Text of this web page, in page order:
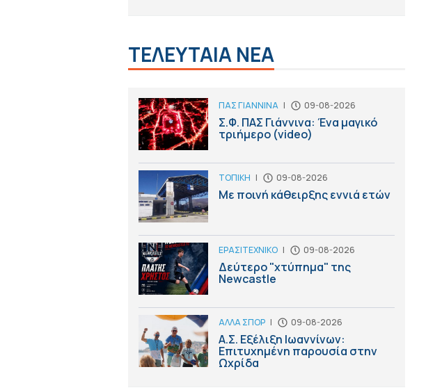
ΤΕΛΕΥΤΑΙΑ ΝΕΑ
ΠΑΣ ΓΙΑΝΝΙΝΑ | 09-08-2026
Σ.Φ. ΠΑΣ Γιάννινα: Ένα μαγικό
τριήμερο (video)
ΤΟΠΙΚΗ | 09-08-2026
Με ποινή κάθειρξης εννιά ετών
ΕΡΑΣΙΤΕΧΝΙΚΟ | 09-08-2026
Δεύτερο "χτύπημα" της
Newcastle
ΑΛΛΑ ΣΠΟΡ | 09-08-2026
Α.Σ. Εξέλιξη Ιωαννίνων:
Επιτυχημένη παρουσία στην
Ωχρίδα